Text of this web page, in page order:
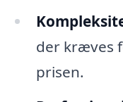
der kræves
prisen.